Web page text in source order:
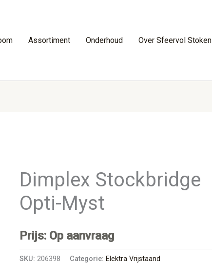
Assortiment Onderhoud Over Sfeervol Stoken
Dimplex Stockbridge
Opti-Myst
Prijs: Op aanvraag
SKU:206398 Categorie: Elektra Vrijstaand